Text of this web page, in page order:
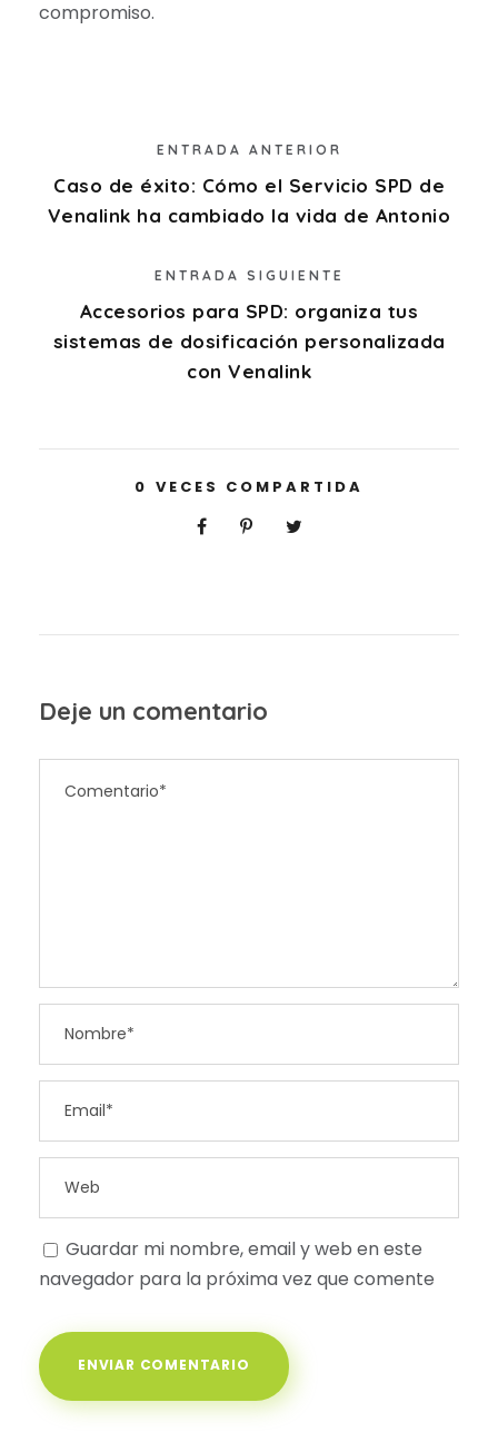
compromiso.
ENTRADA ANTERIOR
Caso de éxito: Cómo el Servicio SPD de
Venalink ha cambiado la vida de Antonio
ENTRADA SIGUIENTE
Accesorios para SPD: organiza tus
sistemas de dosificación personalizada
con Venalink
0 VECES COMPARTIDA
Deje un comentario
Guardar mi nombre, email y web en este
navegador para la próxima vez que comente